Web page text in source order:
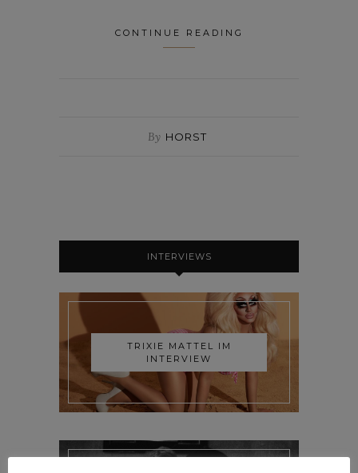
CONTINUE READING
By HORST
INTERVIEWS
TRIXIE MATTEL IM
INTERVIEW